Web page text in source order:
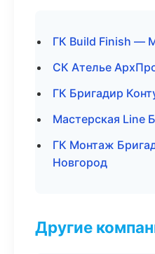
ГК Build Finish —
СК Ателье
ГК Бригадир
Мастерская Line
ГК Монтаж
Новгород
Другие